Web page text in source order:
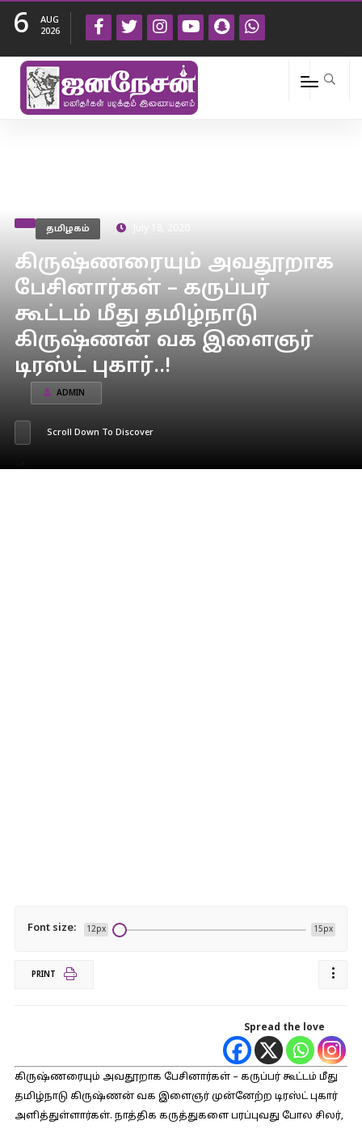
6
AUG
2026
தமிழகம்
கிருஷ்ணரையும் அவதூறாக
பேசினார்கள் – கருப்பர்
கூட்டம் மீது தமிழ்நாடு
கிருஷ்ணன் வக இளைஞர்
டிரஸ்ட் புகார்..!
ADMIN
Scroll Down To Discover
Font size: 12px 15px
PRINT
Spread the love
கிருஷ்ணரையும் அவதூறாக பேசினார்கள் – கருப்பர் கூட்டம் மீது
தமிழ்நாடு கிருஷ்ணன் வக இளைஞர் முன்னேற்ற டிரஸ்ட் புகார்
அளித்துள்ளார்கள். நாத்திக கருத்துகளை பரப்புவது போல சிலர்,